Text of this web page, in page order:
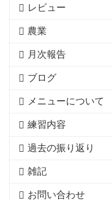
レビュー
農業
月次報告
ブログ
メニューについて
練習内容
過去の振り返り
雑記
お問い合わせ